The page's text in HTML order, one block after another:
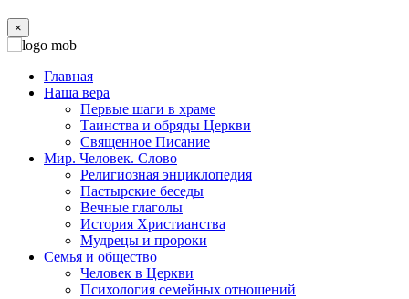
×
Главная
Наша вера
Первые шаги в храме
Таинства и обряды Церкви
Священное Писание
Мир. Человек. Слово
Религиозная энциклопедия
Пастырские беседы
Вечные глаголы
История Христианства
Мудрецы и пророки
Семья и общество
Человек в Церкви
Психология семейных отношений